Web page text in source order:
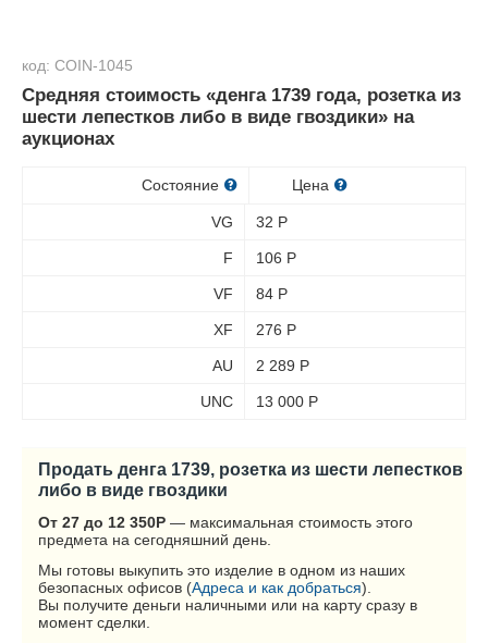
код: COIN-1045
Средняя стоимость «денга 1739 года, розетка из
шести лепестков либо в виде гвоздики» на
аукционах
Состояние Цена
VG 32 Р
F 106 Р
VF 84 Р
XF 276 Р
AU 2 289 Р
UNC 13 000 Р
Продать денга 1739, розетка из шести лепестков
либо в виде гвоздики
От 27 до 12 350Р — максимальная стоимость этого
предмета на сегодняшний день.
Мы готовы выкупить это изделие в одном из наших
безопасных офисов (Адреса и как добраться).
Вы получите деньги наличными или на карту сразу в
момент сделки.